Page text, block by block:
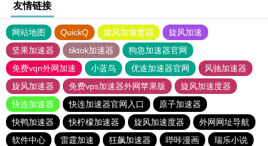
友情链接
网站地图 QuickQ 旋风加速度器
旋风加速
坚果加速器
tiktok加速器
狗急加速器官网
免费vqn外网加速
小蓝鸟 优途加速器官网
风驰加速器
旋风加速器
免费vps加速器外网苹果版
旋风加速度器
快连加速器
快连加速器官网入口
原子加速器
快鸭加速器
快柠檬加速器 旋风加速度器
外网网址导航
软件中心
雷霆加速 狂飙加速器 哔咔漫画
瑞乐小说